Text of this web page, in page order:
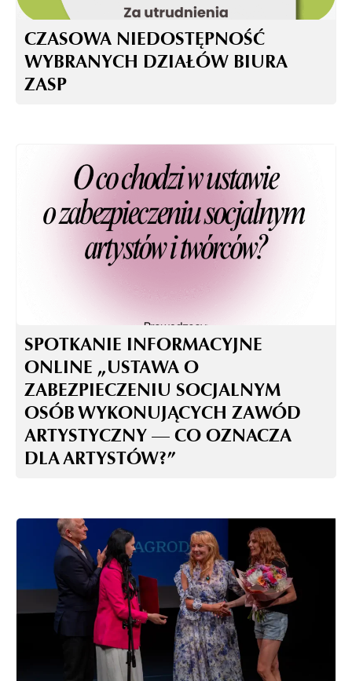
CZASOWA NIEDOSTĘPNOŚĆ
WYBRANYCH DZIAŁÓW BIURA
ZASP
SPOTKANIE INFORMACYJNE
ONLINE „USTAWA O
ZABEZPIECZENIU SOCJALNYM
OSÓB WYKONUJĄCYCH ZAWÓD
ARTYSTYCZNY — CO OZNACZA
DLA ARTYSTÓW?”